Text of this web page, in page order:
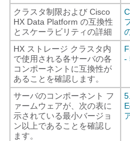
クラスタ制限および Cisco
HX Data Platform の互換性
とスケーラビリティの詳細
HX ストレージ クラスタ内
で使用される各サーバの各
コンポーネントに互換性が
あることを確認します。
-
サーバのコンポーネント フ
ァームウェアが、次の表に
示されている最小バージョ
ン以上であることを確認し
ます。